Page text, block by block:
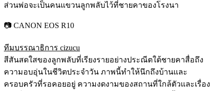
ส่วนพ่อจะเป็นคนแขวนลูกพลับไว้ที่ชายคาของโรงนา
📷 CANON EOS R10
ทีมบรรณาธิการ cizucu
สีสันสดใสของลูกพลับที่เรียงรายอย่างประณีตใต้ชายคาสื่อถึง
ความอบอุ่นในชีวิตประจำวัน ภาพนี้ทำให้นึกถึงบ้านและ
ครอบครัวที่รอคอยอยู่ ความงดงามของสถานที่ใกล้ตัวและเรื่อง